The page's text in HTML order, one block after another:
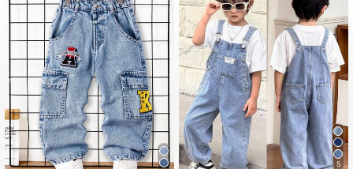
4.91 309K フォロワー
4.91 309K フォロワー
4.91 309K フォロワー
5